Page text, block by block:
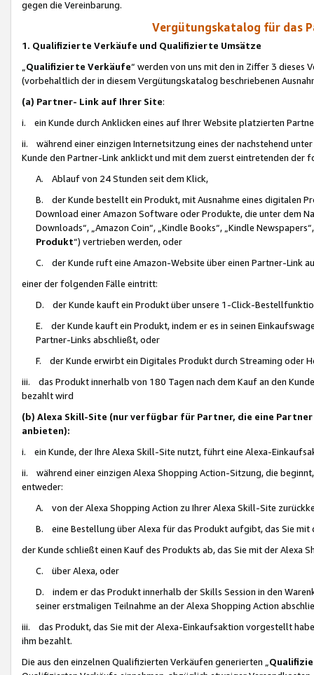
gegen die Vereinbarung.
Vergütungskatalog für das
1. Qualifizierte Verkäufe und Qualifizierte Umsätze
Qualifizierte Verkäufe“ werden von uns mit den in Ziffer 3
(vorbehaltlich der in diesem Vergütungskatalog beschriebenen
(a) Partner- Link auf Ihrer Site:
i. ein Kunde durch Anklicken eines auf Ihrer Website platzierten
ii. während einer einzigen Internetsitzung eines der nachstehend
Kunde den Partner-Link anklickt und mit dem zuerst eintretenden der
A. Ablauf von 24 Stunden seit dem Klick,
B. der Kunde bestellt ein Produkt, mit Ausnahme eines digitalen
Download einer Amazon Software oder Produkte, die unter dem
Downloads“, „Amazon Coin“, „Kindle Books“, „Kindle
Produkt“) vertrieben werden, oder
C. der Kunde ruft eine Amazon-Website über einen Partner-Link
einer der folgenden Fälle eintritt:
D. der Kunde kauft ein Produkt über unsere 1-Click-
E. der Kunde kauft ein Produkt, indem er es in seinen
Partner-Links abschließt, oder
F. der Kunde erwirbt ein Digitales Produkt durch Streaming oder
iii. das Produkt innerhalb von 180 Tagen nach dem Kauf an den
bezahlt wird
(b) Alexa Skill-Site (nur verfügbar für Partner, die eine
anbieten):
i. ein Kunde, der Ihre Alexa Skill-Site nutzt, führt eine Alexa-
ii. während einer einzigen Alexa Shopping Action-Sitzung, die
entweder:
A. von der Alexa Shopping Action zu Ihrer Alexa Skill-Site
B. eine Bestellung über Alexa für das Produkt aufgibt, das Sie mit
der Kunde schließt einen Kauf des Produkts ab, das Sie mit der Alexa
C. über Alexa, oder
D. indem er das Produkt innerhalb der Skills Session in den
seiner erstmaligen Teilnahme an der Alexa Shopping Action
iii. das Produkt, das Sie mit der Alexa-Einkaufsaktion vorgestellt
ihm bezahlt.
Die aus den einzelnen Qualifizierten Verkäufen generierten „